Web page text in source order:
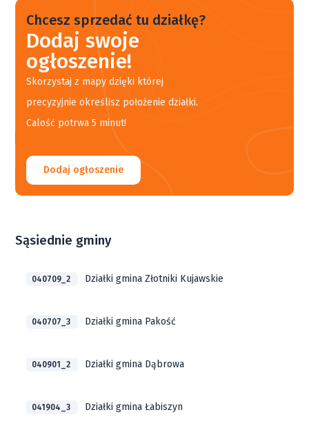
Chcesz sprzedać tu działkę?
Dodaj swoje
ogłoszenie!
Skorzystaj z mapy dzięki której
precyzyjnie określisz położenie działki.
Calość potrwa 5 minut!
Dodaj ogłoszenie
Sąsiednie gminy
040709_2 Działki gmina Złotniki Kujawskie
040707_3 Działki gmina Pakość
040901_2 Działki gmina Dąbrowa
041904_3 Działki gmina Łabiszyn